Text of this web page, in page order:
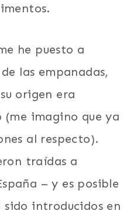
he puesto a
las empanadas,
origen era
imagino que ya
al respecto).
traídas a
– y es posible
introducidos en